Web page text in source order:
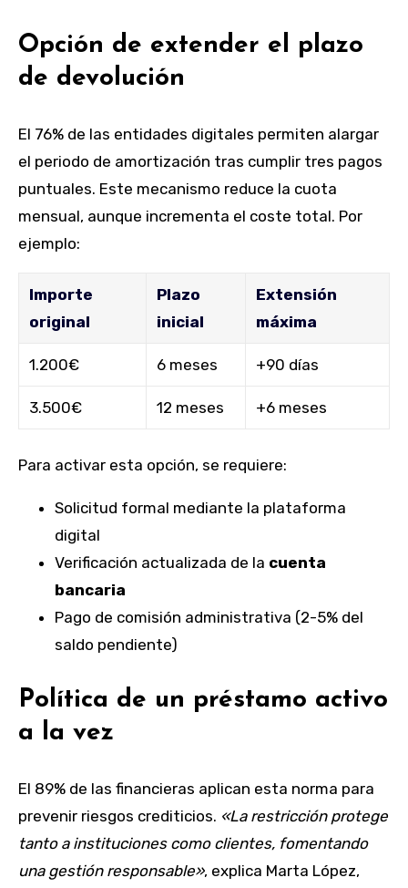
Opción de extender el plazo
de devolución
El 76% de las entidades digitales permiten alargar
el periodo de amortización tras cumplir tres pagos
puntuales. Este mecanismo reduce la cuota
mensual, aunque incrementa el coste total. Por
ejemplo:
Importe
original
Plazo
inicial
Extensión
máxima
1.200€ 6 meses +90 días
3.500€ 12 meses +6 meses
Para activar esta opción, se requiere:
Solicitud formal mediante la plataforma
digital
Verificación actualizada de la cuenta
bancaria
Pago de comisión administrativa (2-5% del
saldo pendiente)
Política de un préstamo activo
a la vez
El 89% de las financieras aplican esta norma para
prevenir riesgos crediticios. «La restricción protege
tanto a instituciones como clientes, fomentando
una gestión responsable», explica Marta López,